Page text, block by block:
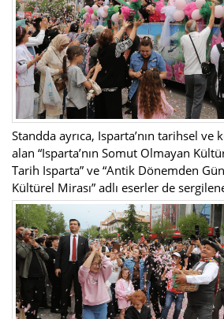
Standda ayrıca, Isparta’nın tarihsel
alan “Isparta’nın Somut Olmayan
Tarih Isparta” ve “Antik Dönemden
Kültürel Mirası” adlı eserler de